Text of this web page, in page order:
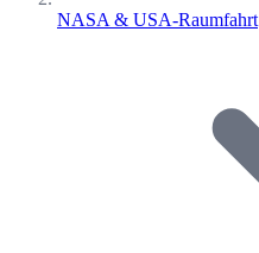
NASA & USA-Raumfahrt